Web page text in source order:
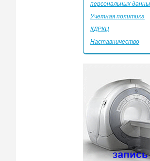
персональных
Учетная политика
КДРКЦ
Наставничество